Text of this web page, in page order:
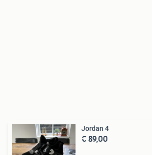
Jordan 4
€ 89,00